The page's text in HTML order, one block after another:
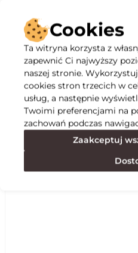
Opis
Specyfikacja
Polecane
Cookies
Ta witryna korzysta z
zapewnić Ci najwyższy
naszej stronie.
cookies stron trzecich w
usług, a następnie
Twoimi preferencjami na
zachowań podczas
Zaakceptuj